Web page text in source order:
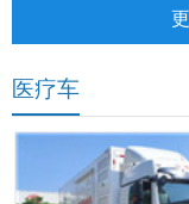
医疗车